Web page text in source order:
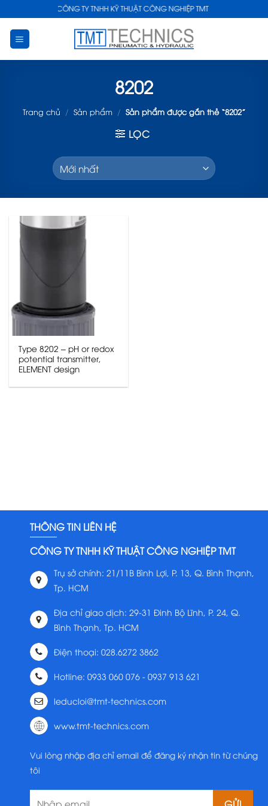
to
content
CÔNG TY TNHH KỸ THUẬT CÔNG NGHIỆP TMT
8202
Trang chủ / Sản phẩm / Sản phẩm được gắn thẻ “8202”
LỌC
Type 8202 – pH or redox
potential transmitter,
ELEMENT design
THÔNG TIN LIÊN HỆ
CÔNG TY TNHH KỸ THUẬT CÔNG NGHIỆP TMT
Trụ sở chính: 21/11B Bình Lợi, P. 13, Q. Bình Thạnh,
Tp. HCM
Địa chỉ giao dịch: 29-31 Đinh Bộ Lĩnh, P. 24, Q.
Bình Thạnh, Tp. HCM
Điện thoại: 028.6272 3862
Hotline: 0933 060 076 - 0937 913 621
leducloi@tmt-technics.com
www.tmt-technics.com
Vui lòng nhập địa chỉ email để đăng ký nhận tin từ chúng
tôi